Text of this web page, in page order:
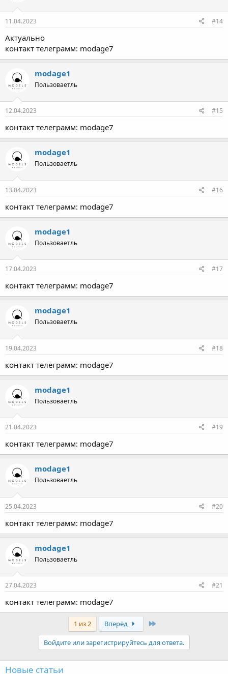
11.04.2023 #14
Актуально
контакт телеграмм: modage7
modage1
Пользоваетль
12.04.2023 #15
контакт телеграмм: modage7
modage1
Пользоваетль
13.04.2023 #16
контакт телеграмм: modage7
modage1
Пользоваетль
17.04.2023 #17
контакт телеграмм: modage7
modage1
Пользоваетль
19.04.2023 #18
контакт телеграмм: modage7
modage1
Пользоваетль
21.04.2023 #19
контакт телеграмм: modage7
modage1
Пользоваетль
25.04.2023 #20
контакт телеграмм: modage7
modage1
Пользоваетль
27.04.2023 #21
контакт телеграмм: modage7
1 из 2 Вперёд
Войдите или зарегистрируйтесь для ответа.
Новые статьи